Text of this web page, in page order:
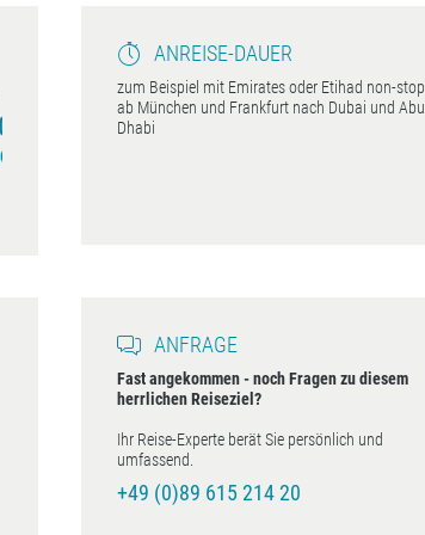
Ras Al Khaimah
Januar - April, Oktober
Abu Dhabi
ANREISE-DAUER
zum Beispiel mit Emirates oder Etihad non-stop
ab München und Frankfurt nach Dubai und Abu
Dhabi
ANFRAGE
Fast angekommen - noch Fragen zu diesem
herrlichen Reiseziel?
Ihr Reise-Experte berät Sie persönlich und
umfassend.
+49 (0)89 615 214 20